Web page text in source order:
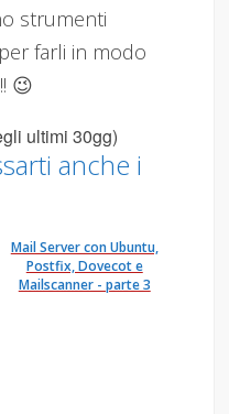
strumenti
farli in modo
😉
ultimi 30gg)
anche i
Mail Server con Ubuntu,
Postfix, Dovecot e
Mailscanner - parte 3